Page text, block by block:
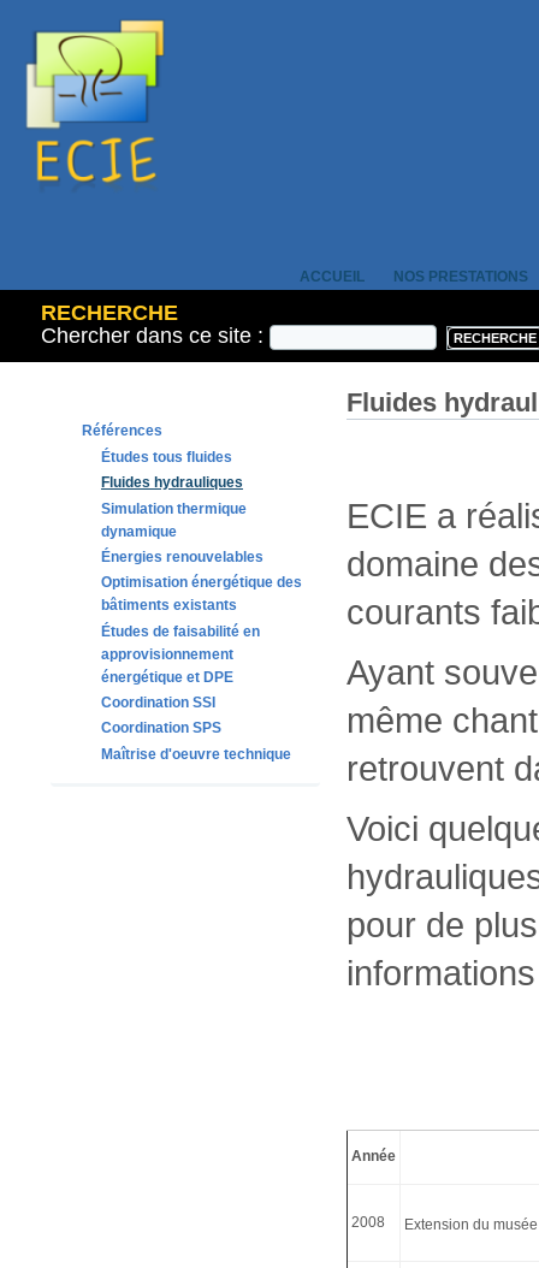
ACCUEIL NOS PRESTATIONS
RECHERCHE
Chercher dans ce site :
Références
Études tous fluides
Fluides hydrauliques
Simulation thermique
dynamique
Énergies renouvelables
Optimisation énergétique des
bâtiments existants
Études de faisabilité en
approvisionnement
énergétique et DPE
Coordination SSI
Coordination SPS
Maîtrise d'oeuvre technique
Fluides
ECIE a
domaine
courants
Ayant
même
retrouvent
Voici
pour de
Année
2008 Extension du